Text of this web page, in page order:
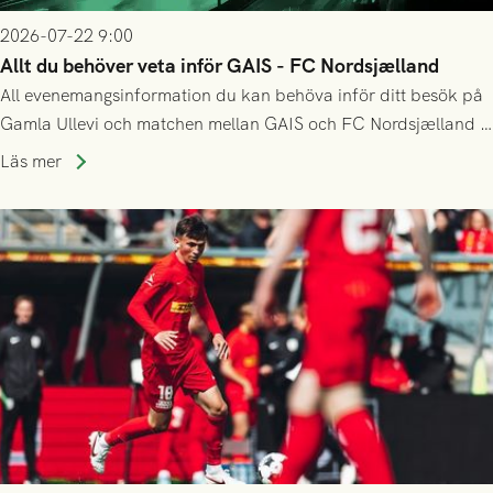
2026-07-22 9:00
Allt du behöver veta inför GAIS - FC Nordsjælland
All evenemangsinformation du kan behöva inför ditt besök på
Gamla Ullevi och matchen mellan GAIS och FC Nordsjælland i
kvalet till Conference League! Avspark kl 19.00 på torsdag
Läs mer